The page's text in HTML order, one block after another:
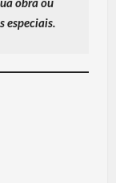
obra ou
especiais.